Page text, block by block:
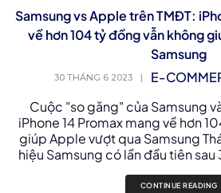
Samsung vs Apple trên TMĐT:
về hơn 104 tỷ đồng vẫn không
Samsung
30 THÁNG 6 2023 |
E-
Cuộc "so găng" của Samsung
iPhone 14 Promax mang về hơn
giúp Apple vượt qua Samsung
hiệu Samsung có lần đầu tiên sau
CONTINUE READING